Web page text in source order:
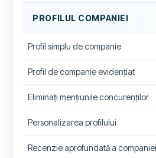
PROFILUL COMPANIEI
Profil simplu de companie
Profil de companie evidențiat
Eliminați mențiunile concurenților
Personalizarea profilului
Recenzie aprofundată a companiei